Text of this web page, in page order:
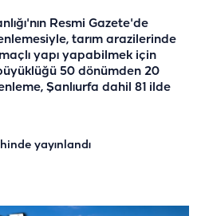
Resmi Gazete'de
tarım arazilerinde
yapı yapabilmek için
50 dönümden 20
Şanlıurfa dahil 81 ilde
yayınlandı